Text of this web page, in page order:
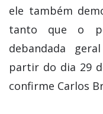
ele também
tanto que o
debandada
partir do dia 29
confirme Carlos